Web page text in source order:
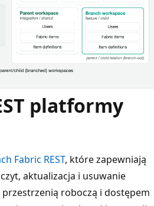
platformy
Fabric REST, które zapewniają
aktualizacja i usuwanie
roboczą i dostępem